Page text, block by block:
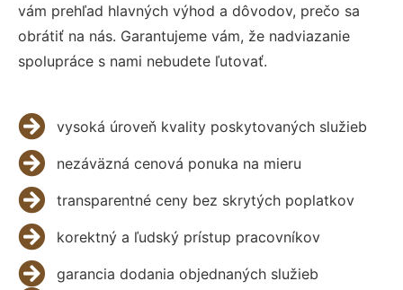
vám prehľad hlavných výhod a dôvodov, prečo sa
obrátiť na nás. Garantujeme vám, že nadviazanie
spolupráce s nami nebudete ľutovať.
vysoká úroveň kvality poskytovaných služieb
nezáväzná cenová ponuka na mieru
transparentné ceny bez skrytých poplatkov
korektný a ľudský prístup pracovníkov
garancia dodania objednaných služieb